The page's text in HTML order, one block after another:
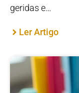
geridas e…
Ler Artigo